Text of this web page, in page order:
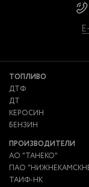
ТОПЛИВО
ДТФ
ДТ
КЕРОСИН
БЕНЗИН
ПРОИЗВОДИТЕЛИ
АО "ТАНЕКО"
ПАО
ТАИФ-НК